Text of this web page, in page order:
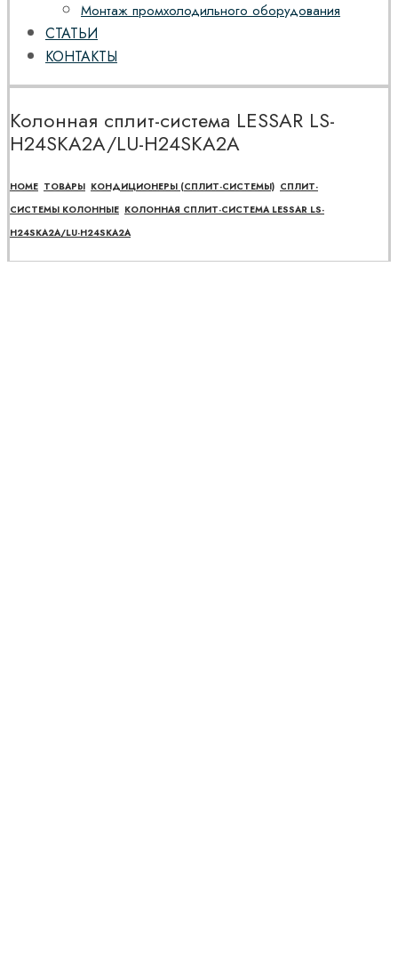
Монтаж промхолодильного оборудования
СТАТЬИ
КОНТАКТЫ
Колонная сплит-система LESSAR LS-
H24SKA2A/LU-H24SKA2A
HOME ТОВАРЫ КОНДИЦИОНЕРЫ (СПЛИТ-СИСТЕМЫ) СПЛИТ-
СИСТЕМЫ КОЛОННЫЕ КОЛОННАЯ СПЛИТ-СИСТЕМА LESSAR LS-
H24SKA2A/LU-H24SKA2A